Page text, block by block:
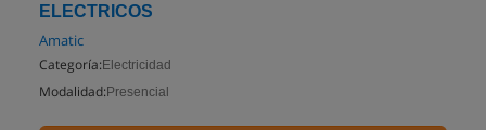
ELECTRICOS
Amatic
Categoría: Electricidad
Modalidad: Presencial